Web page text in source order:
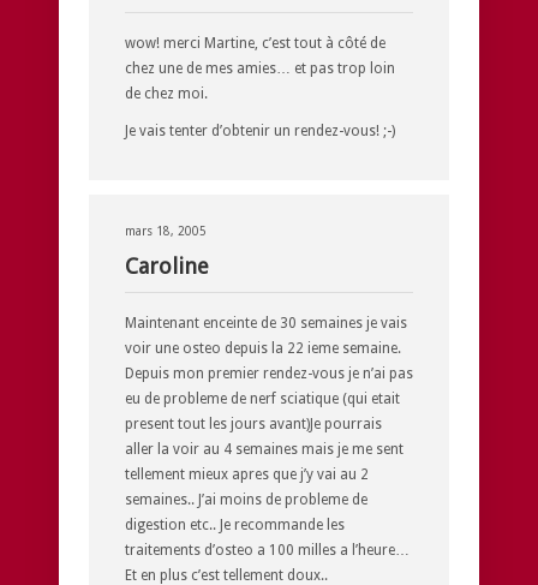
wow! merci Martine, c’est tout à côté de
chez une de mes amies… et pas trop loin
de chez moi.
Je vais tenter d’obtenir un rendez-vous! ;-)
mars 18, 2005
Caroline
Maintenant enceinte de 30 semaines je vais
voir une osteo depuis la 22 ieme semaine.
Depuis mon premier rendez-vous je n’ai pas
eu de probleme de nerf sciatique (qui etait
present tout les jours avant)Je pourrais
aller la voir au 4 semaines mais je me sent
tellement mieux apres que j’y vai au 2
semaines.. J’ai moins de probleme de
digestion etc.. Je recommande les
traitements d’osteo a 100 milles a l’heure…
Et en plus c’est tellement doux..